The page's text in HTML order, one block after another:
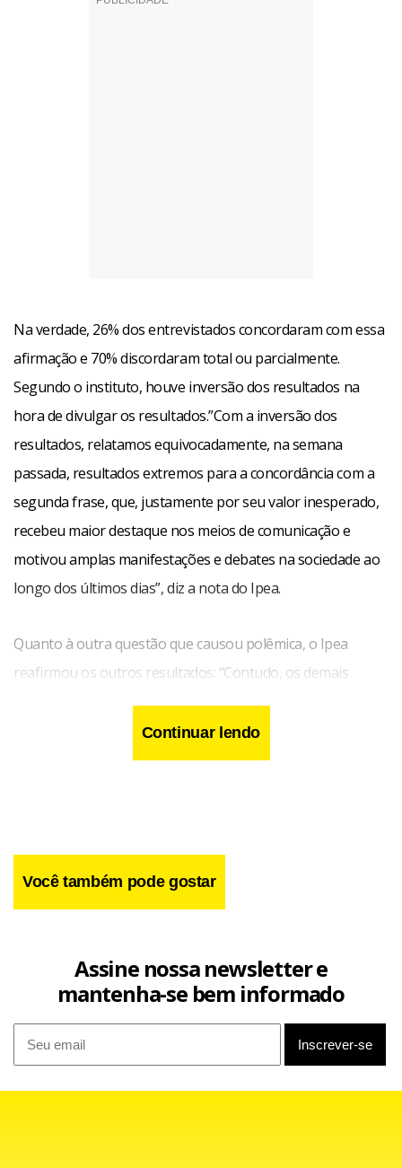
Na verdade, 26% dos entrevistados concordaram com essa
afirmação e 70% discordaram total ou parcialmente.
Segundo o instituto, houve inversão dos resultados na
hora de divulgar os resultados.”Com a inversão dos
resultados, relatamos equivocadamente, na semana
passada, resultados extremos para a concordância com a
segunda frase, que, justamente por seu valor inesperado,
recebeu maior destaque nos meios de comunicação e
motivou amplas manifestações e debates na sociedade ao
longo dos últimos dias”, diz a nota do Ipea.
Quanto à outra questão que causou polêmica, o Ipea
reafirmou os outros resultados: “Contudo, os demais
resultados se mantêm, como a concordância de 58,5% dos
entrevistados com a ideia de que se as mulheres
soubessem como se comportar, haveria menos estupros.”
Continuar lendo
Você também pode gostar
Assine nossa newsletter e
mantenha-se bem informado